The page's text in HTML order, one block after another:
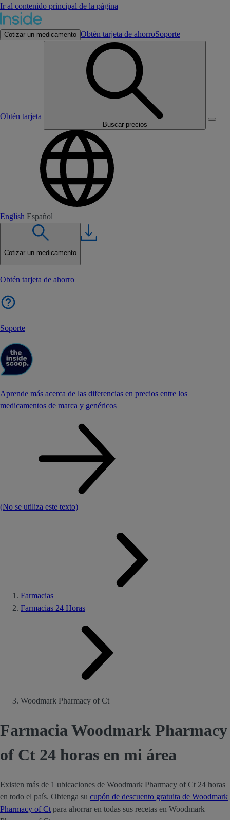
Ir al contenido principal de la página
Cotizar un medicamento Obtén tarjeta de ahorroSoporte
Obtén tarjeta
Buscar precios
English Español
Cotizar un medicamento
Obtén tarjeta de ahorro
Soporte
Aprende más acerca de las diferencias en precios entre los
medicamentos de marca y genéricos
(No se utiliza este texto)
Farmacias
Farmacias 24 Horas
Woodmark Pharmacy of Ct
Farmacia Woodmark Pharmacy
of Ct 24 horas en mi área
Existen más de 1 ubicaciones de Woodmark Pharmacy of Ct 24 horas
en todo el país. Obtenga su cupón de descuento gratuita de Woodmark
Pharmacy of Ct para ahorrar en todas sus recetas en Woodmark